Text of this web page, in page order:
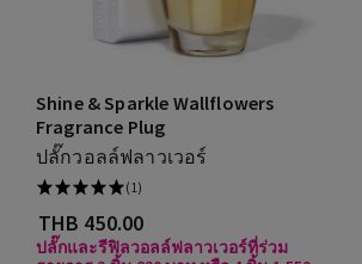
Shine & Sparkle Wallflowers
Fragrance Plug
ปลั๊กวอลล์ฟลาวเวอร์
(1)
THB 450.00
ปลั๊กและรีฟิลวอลล์ฟลาวเวอร์ที่ร่วม